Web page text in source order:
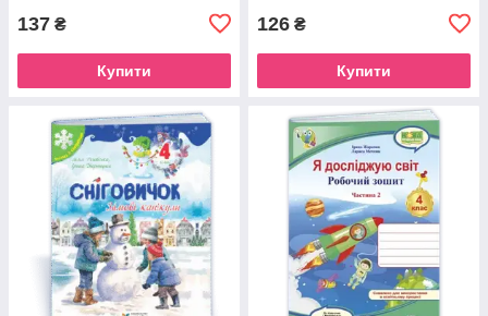
137 ₴
Купити
126 ₴
Купити